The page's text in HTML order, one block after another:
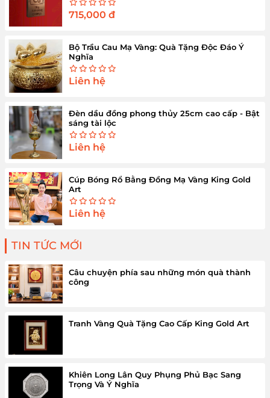
715,000 đ
Bộ Trầu Cau Mạ Vàng: Quà Tặng Độc Đáo Ý
Nghĩa
Liên hệ
Đèn dầu đồng phong thủy 25cm cao cấp - Bật
sáng tài lộc
Liên hệ
Cúp Bóng Rổ Bằng Đồng Mạ Vàng King Gold
Art
Liên hệ
TIN TỨC MỚI
Câu chuyện phía sau những món quà thành
công
Tranh Vàng Quà Tặng Cao Cấp King Gold Art
Khiên Long Lân Quy Phụng Phủ Bạc Sang
Trọng Và Ý Nghĩa